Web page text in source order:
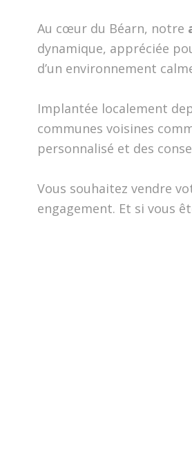
Au cœur du Béarn, notre
dynamique, appréciée
d’un environnement
Implantée localement
communes voisines
personnalisé et des
Vous souhaitez vendre
engagement. Et si vous